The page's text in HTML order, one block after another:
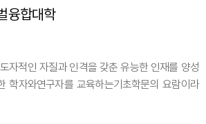
융합대학
자적인 자질과 인격을 갖춘 유능한 인재를 양성
학자와연구자를 교육하는기초학문의 요람이라